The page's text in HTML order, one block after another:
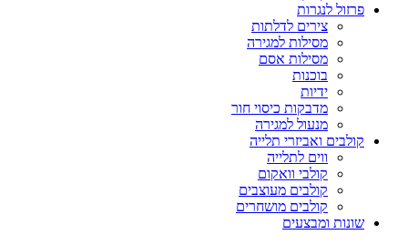
פרזול לנגרות
צירים לדלתות
מסילות למגירה
מסילות אסם
בוכנות
ידיות
מדבקות כיסוי חור
מנעול למגירה
קולבים ואביזרי תלייה
ווים לתלייה
קולבי וואקום
קולבים מעוצבים
קולבים מושחרים
שונות ומבצעים